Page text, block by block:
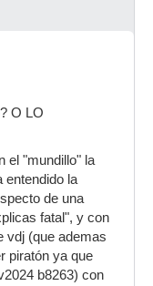
O LO
el "mundillo" la
entendido la
de una
fatal", y con
vdj (que ademas
piratón ya que
b8263) con